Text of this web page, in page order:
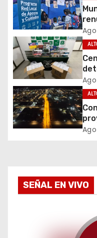
i
ó
n
d
e
e
r
a
de
SEÑAL EN VIVO